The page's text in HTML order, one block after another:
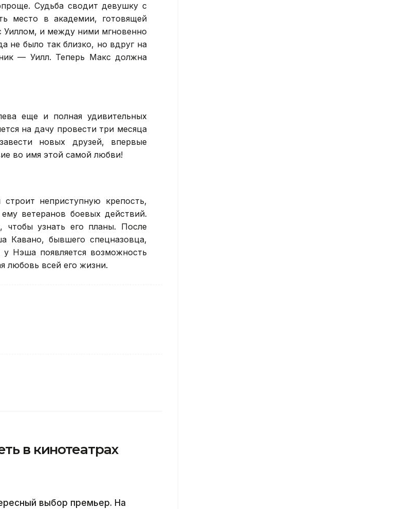
Судьба сводит девушку с
место в академии, готовящей
Уиллом, и между ними мгновенно
не было так близко, но вдруг на
— Уилл. Теперь Макс должна
еще и полная удивительных
на дачу провести три месяца
новых друзей, впервые
во имя этой самой любви!
неприступную крепость,
ветеранов боевых действий.
чтобы узнать его планы. После
Кавано, бывшего спецназовца,
Нэша появляется возможность
любовь всей его жизни.
в кинотеатрах
выбор премьер. На